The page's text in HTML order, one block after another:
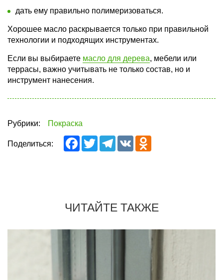
дать ему правильно полимеризоваться.
Хорошее масло раскрывается только при правильной
технологии и подходящих инструментах.
Если вы выбираете масло для дерева, мебели или
террасы, важно учитывать не только состав, но и
инструмент нанесения.
Рубрики: Покраска
Поделиться: Facebook
TwitterTelegram
VK
ЧИТАЙТЕ ТАКЖЕ